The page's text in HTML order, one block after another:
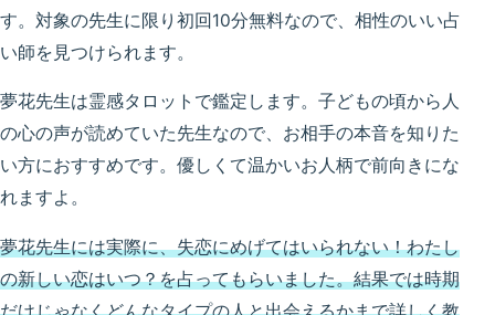
す。対象の先生に限り初回10分無料なので、相性のいい占
い師を見つけられます。
夢花先生は霊感タロットで鑑定します。子どもの頃から人
の心の声が読めていた先生なので、お相手の本音を知りた
い方におすすめです。優しくて温かいお人柄で前向きにな
れますよ。
夢花先生には実際に、失恋にめげてはいられない！わたし
の新しい恋はいつ？を占ってもらいました。結果では時期